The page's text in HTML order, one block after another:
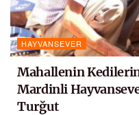
HAYVANSEVER
Mahallenin
Mardinli
Turğut